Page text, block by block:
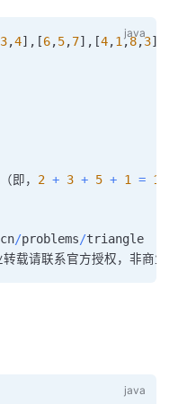
3,4] , [6,5,7] , [4,1 ,8,3]
（即， 2 + 3 + 5 + 1 = 11
cn/problems/triangle